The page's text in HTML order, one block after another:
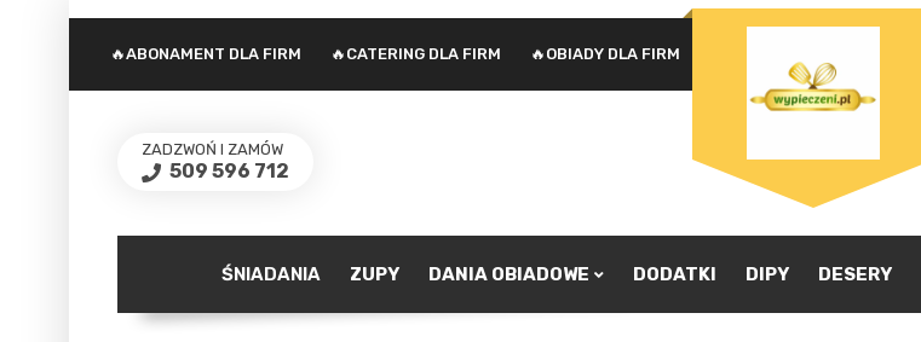
🔥ABONAMENT DLA FIRM 🔥CATERING DLA FIRM 🔥OBIADY DLA FIRM
ZADZWOŃ I ZAMÓW
509 596 712
ZALOGUJ SIĘ
Nie pamiętasz hasła?
ŚNIADANIA ZUPY DANIA OBIADOWE DODATKI DIPY DESERY